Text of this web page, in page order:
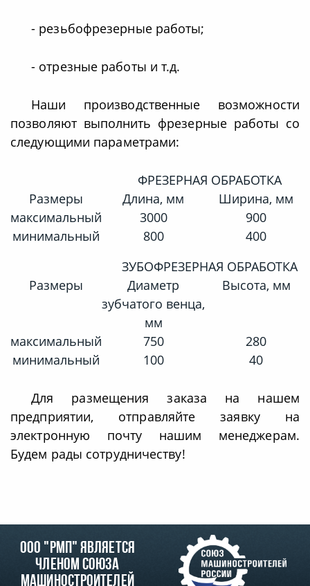
- резьбофрезерные работы;
- отрезные работы и т.д.
Наши производственные возможности
позволяют выполнить фрезерные работы со
следующими параметрами:
ФРЕЗЕРНАЯ ОБРАБОТКА
Размеры
Длина, мм
Ширина, мм
максимальный
3000
900
минимальный
800
400
ЗУБОФРЕЗЕРНАЯ ОБРАБОТКА
Размеры
Диаметр
зубчатого венца,
мм
Высота, мм
максимальный 750
280
минимальный
100 40
Для размещения заказа на нашем
предприятии, отправляйте заявку на
электронную почту нашим менеджерам.
Будем рады сотрудничеству!
ООО "РМП" является
членом союза
машиностроителей